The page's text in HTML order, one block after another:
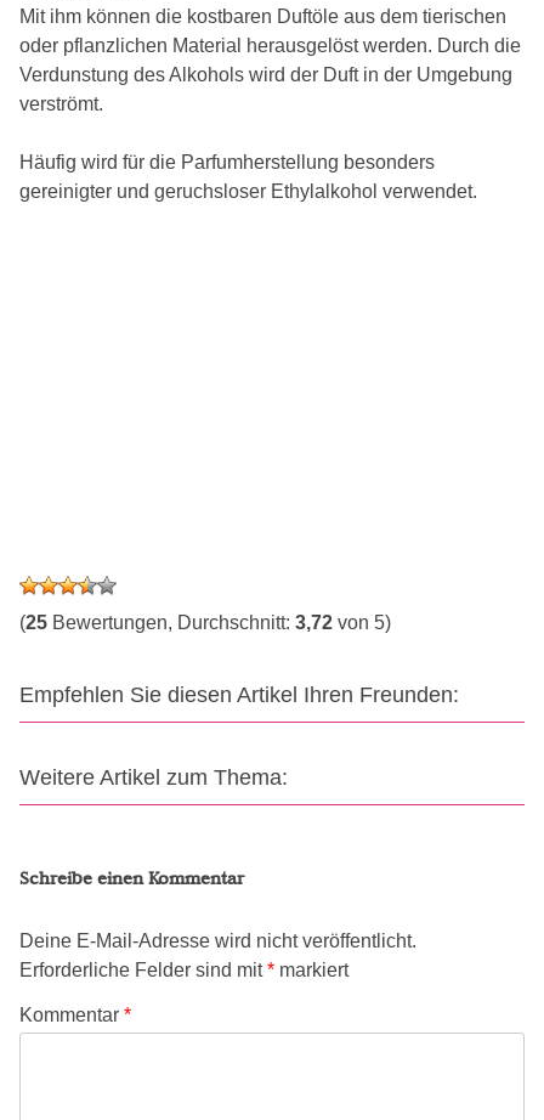
Mit ihm können die kostbaren Duftöle aus dem tierischen
oder pflanzlichen Material herausgelöst werden. Durch die
Verdunstung des Alkohols wird der Duft in der Umgebung
verströmt.
Häufig wird für die Parfumherstellung besonders
gereinigter und geruchsloser Ethylalkohol verwendet.
(25 Bewertungen, Durchschnitt: 3,72 von 5)
Empfehlen Sie diesen Artikel Ihren Freunden:
Weitere Artikel zum Thema:
Schreibe einen Kommentar
Deine E-Mail-Adresse wird nicht veröffentlicht.
Erforderliche Felder sind mit* markiert
Kommentar *